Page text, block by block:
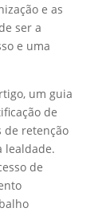
e as
ser a
e uma
um guia
de
de retenção
lealdade.
de